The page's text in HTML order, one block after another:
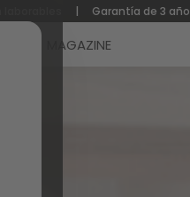
| Garantía de 3
MAGAZINE